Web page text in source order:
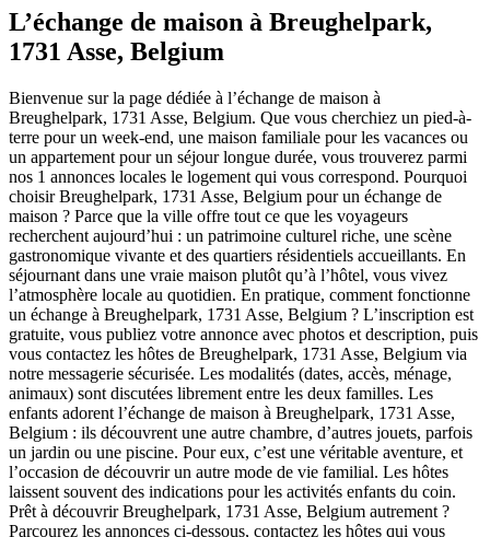
L’échange de maison à Breughelpark,
1731 Asse, Belgium
Bienvenue sur la page dédiée à l’échange de maison à
Breughelpark, 1731 Asse, Belgium. Que vous cherchiez un pied-à-
terre pour un week-end, une maison familiale pour les vacances ou
un appartement pour un séjour longue durée, vous trouverez parmi
nos 1 annonces locales le logement qui vous correspond. Pourquoi
choisir Breughelpark, 1731 Asse, Belgium pour un échange de
maison ? Parce que la ville offre tout ce que les voyageurs
recherchent aujourd’hui : un patrimoine culturel riche, une scène
gastronomique vivante et des quartiers résidentiels accueillants. En
séjournant dans une vraie maison plutôt qu’à l’hôtel, vous vivez
l’atmosphère locale au quotidien. En pratique, comment fonctionne
un échange à Breughelpark, 1731 Asse, Belgium ? L’inscription est
gratuite, vous publiez votre annonce avec photos et description, puis
vous contactez les hôtes de Breughelpark, 1731 Asse, Belgium via
notre messagerie sécurisée. Les modalités (dates, accès, ménage,
animaux) sont discutées librement entre les deux familles. Les
enfants adorent l’échange de maison à Breughelpark, 1731 Asse,
Belgium : ils découvrent une autre chambre, d’autres jouets, parfois
un jardin ou une piscine. Pour eux, c’est une véritable aventure, et
l’occasion de découvrir un autre mode de vie familial. Les hôtes
laissent souvent des indications pour les activités enfants du coin.
Prêt à découvrir Breughelpark, 1731 Asse, Belgium autrement ?
Parcourez les annonces ci-dessous, contactez les hôtes qui vous